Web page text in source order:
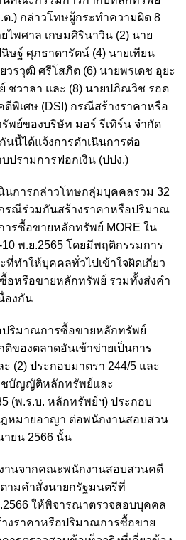
.) กล่าวโทษผู้กระทำความผิด 8
ไพศาล เกษมศิรินาวิน (2) นาย
ษฐ์ ศุภธาดารัตน์ (4) นายเทียน
วรวุฒิ ศรีโสภิต (6) นายพรเดช อุยะ
ชวาลา และ (8) นายปภิณวิช รอด
พิเศษ (DSI) กรณีสร้างราคาหรือ
ย์ของบริษัท มอร์ รีเทิร์น จำกัด
นนี้ได้แจ้งการดำเนินการต่อ
ปรามการฟอกเงิน (ปปง.)
นการกล่าวโทษกลุ่มบุคคลรวม 32
รณีร่วมกันสร้างราคาหรือปริมาณ
รซื้อขายหลักทรัพย์ MORE ใน
พ.ย.2565 โดยมีพฤติกรรมการ
ทำให้บุคคลทั่วไปเข้าใจผิดเกี่ยว
อหรือขายหลักทรัพย์ รวมทั้งส่งคำ
องกัน
ปริมาณการซื้อขายหลักทรัพย์
ติของตลาดอันเข้าข่ายเป็นการ
(2) ประกอบมาตรา 244/5 และ
ชบัญญัติหลักทรัพย์และ
(พ.ร.บ. หลักทรัพย์ฯ) ประกอบ
หมายอาญา ต่อพนักงานสอบสวน
ายน 2566 นั้น
านจากคณะพนักงานสอบสวนคดี
ามคำสั่งนายกรัฐมนตรีที่
ให้พิจารณาตรวจสอบบุคคล
งราคาหรือปริมาณการซื้อขาย